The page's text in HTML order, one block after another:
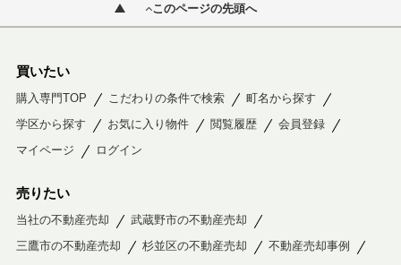
このページの先頭へ
買いたい
購入専門TOP こだわりの条件で検索
町名から探す
学区から探す
お気に入り物件 閲覧履歴
会員登録
マイページ
ログイン
売りたい
当社の不動産売却
武蔵野市の不動産売却
三鷹市の不動産売却
杉並区の不動産売却
不動産売却事例